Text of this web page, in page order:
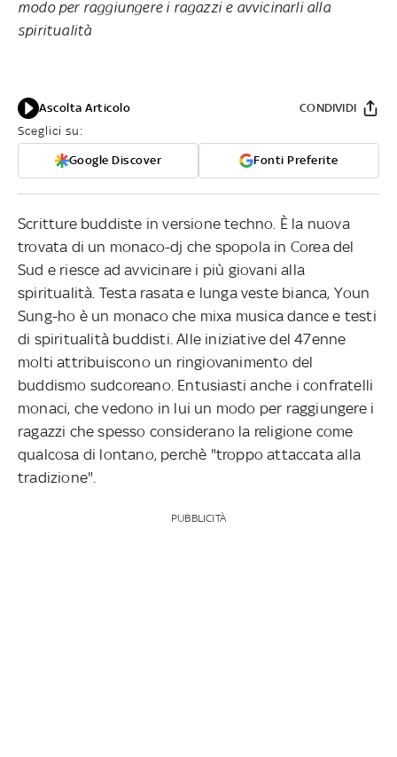
modo per raggiungere i ragazzi e avvicinarli alla
spiritualità
Ascolta Articolo
Sceglici su:
Google Discover Fonti Preferite
CONDIVIDI
Scritture buddiste in versione techno. È la nuova
trovata di un monaco-dj che spopola in Corea del
Sud e riesce ad avvicinare i più giovani alla
spiritualità. Testa rasata e lunga veste bianca, Youn
Sung-ho è un monaco che mixa musica dance e testi
di spiritualità buddisti. Alle iniziative del 47enne
molti attribuiscono un ringiovanimento del
buddismo sudcoreano. Entusiasti anche i confratelli
monaci, che vedono in lui un modo per raggiungere i
ragazzi che spesso considerano la religione come
qualcosa di lontano, perchè "troppo attaccata alla
tradizione".
PUBBLICITÀ